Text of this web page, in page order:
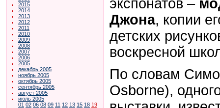
2015
2014
2013
2012
2011
2010
2009
2008
2007
2006
2005
декабрь 2005
ноябрь 2005
октябрь 2005
сентябрь 2005
август 2005
июль 2005
01 02 06 08 09 11 12 13 15 18 19
экспонатов –
Джона, копии
детских
воскресной
По словам
Osborne),